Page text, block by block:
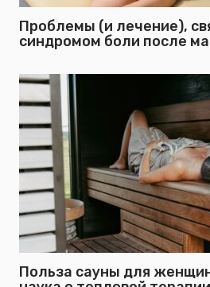
Проблемы (и лечение),
синдромом боли после
Польза сауны для